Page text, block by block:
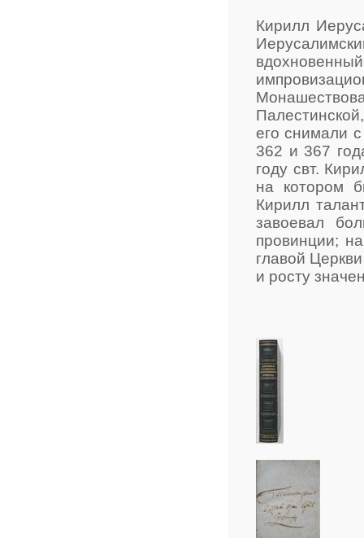
Кирилл
его снимали
362 и 367
году свт.
на котором
Кирилл
завоевал
провинции;
главой
и росту